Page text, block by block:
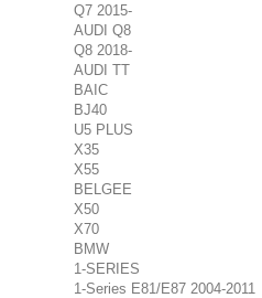
Q7 2015-
AUDI Q8
Q8 2018-
AUDI TT
BAIC
BJ40
U5 PLUS
X35
X55
BELGEE
X50
X70
BMW
1-SERIES
1-Series E81/E87 2004-2011